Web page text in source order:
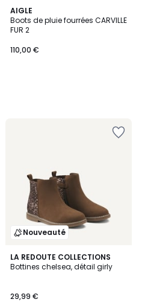
AIGLE
Boots de pluie fourrées CARVILLE
FUR 2
110,00 €
Nouveauté
LA REDOUTE COLLECTIONS
Bottines chelsea, détail girly
29,99 €
2
Couleurs